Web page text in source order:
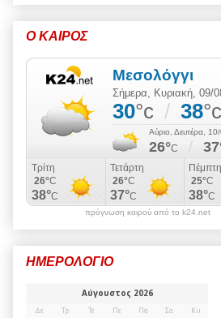
Ο ΚΑΙΡΟΣ
πρόγνωση καιρού από το k24.net
ΗΜΕΡΟΛΟΓΙΟ